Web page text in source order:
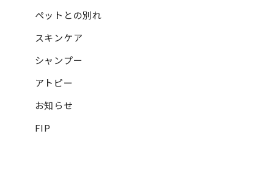
ペットとの別れ
スキンケア
シャンプー
アトピー
お知らせ
FIP